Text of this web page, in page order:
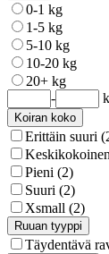
0-1 kg
1-5 kg
5-10 kg
10-20 kg
20+ kg
-
Koiran koko
Erittäin suuri
Pieni (2)
Suuri (2)
Xsmall (2)
Ruuan tyyppi
Täydentävä